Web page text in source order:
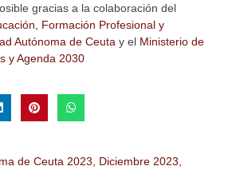
gracias a la colaboración del
Formación Profesional y
Autónoma de Ceuta y el Ministerio de
y Agenda 2030
de Ceuta 2023 Diciembre 2023